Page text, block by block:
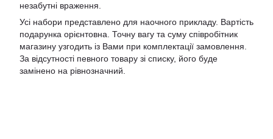
незабутні враження.
Усі набори представлено для наочного прикладу. Вартість
подарунка орієнтовна. Точну вагу та суму співробітник
магазину узгодить із Вами при комплектації замовлення.
За відсутності певного товару зі списку, його буде
замінено на рівнозначний.